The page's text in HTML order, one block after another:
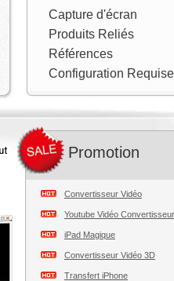
Capture d'écran
Produits Reliés
Références
Configuration Requise
Promotion
Convertisseur Vidéo
Youtube Vidéo Convertisseur
iPad Magique
Convertisseur Vidéo 3D
Transfert iPhone